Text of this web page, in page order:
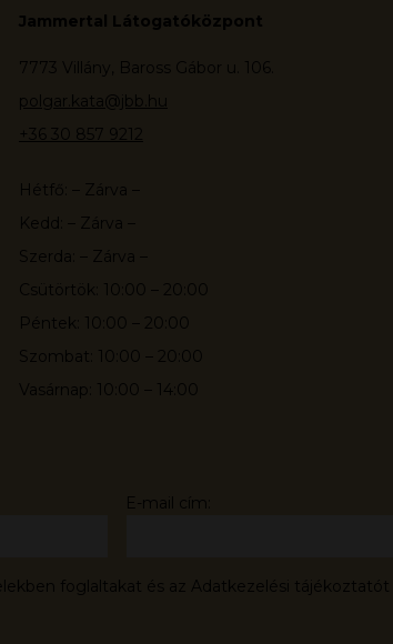
Jammertal Látogatóközpont
7773 Villány, Baross Gábor u. 106.
polgar.kata@jbb.hu
+36 30 857 9212
Hétfő: – Zárva –
Kedd: – Zárva –
Szerda: – Zárva –
Csütörtök: 10:00 – 20:00
Péntek: 10:00 – 20:00
Szombat: 10:00 – 20:00
Vasárnap: 10:00 – 14:00
E-mail cím:
foglaltakat és az Adatkezelési tájékoztatót